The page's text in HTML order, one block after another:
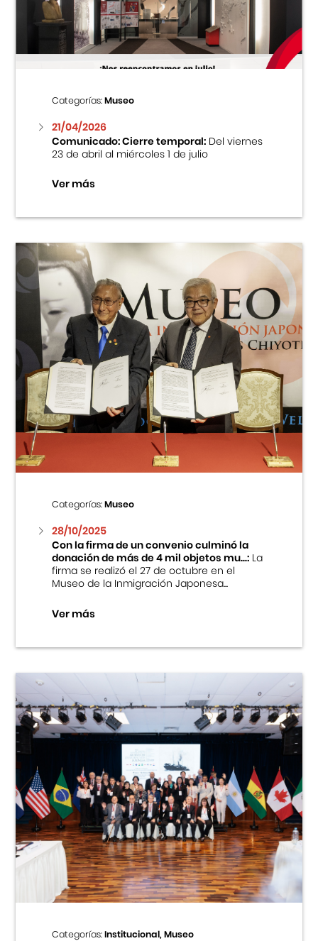
Centro Cultural Peruano Japonés
Museo de la Inmigración Japonesa
Fondo Editorial
Teatro Peruano Japonés
Categorías:Museo
21/04/2026
Comunicado: Cierre temporal:Del viernes
23 de abril al miércoles 1 de julio
Ver más
Categorías:Museo
28/10/2025
Con la firma de un convenio culminó la
donación de más de 4 mil objetos mu...:La
firma se realizó el 27 de octubre en el
Museo de la Inmigración Japonesa...
Ver más
Categorías:Institucional, Museo